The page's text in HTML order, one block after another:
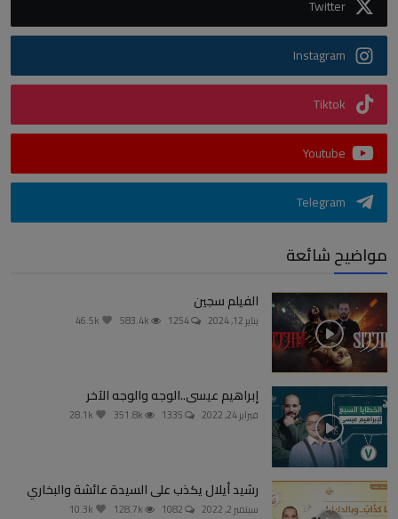
Twitter
Instagram
Tiktok
Youtube
Telegram
مواضيح شائعة
الفيلم سجين
يناير 12, 2024
إبراهيم عيسى..الوجه والوجه الآخر
فبراير 24, 2022
رشيد أيلال يكذب على السيدة عائشة والبخاري
سبتمبر 2, 2022